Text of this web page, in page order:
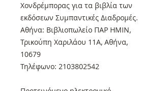
Xονδρέμπορας για τα βιβλία των
εκδόσεων Συμπαντικές Διαδρομές.
Αθήνα: Βιβλιοπωλείο ΠΑΡ ΗΜΙΝ,
Τρικούπη Χαριλάου 11Α, Αθήνα,
10679
Τηλέφωνο: 2103802542